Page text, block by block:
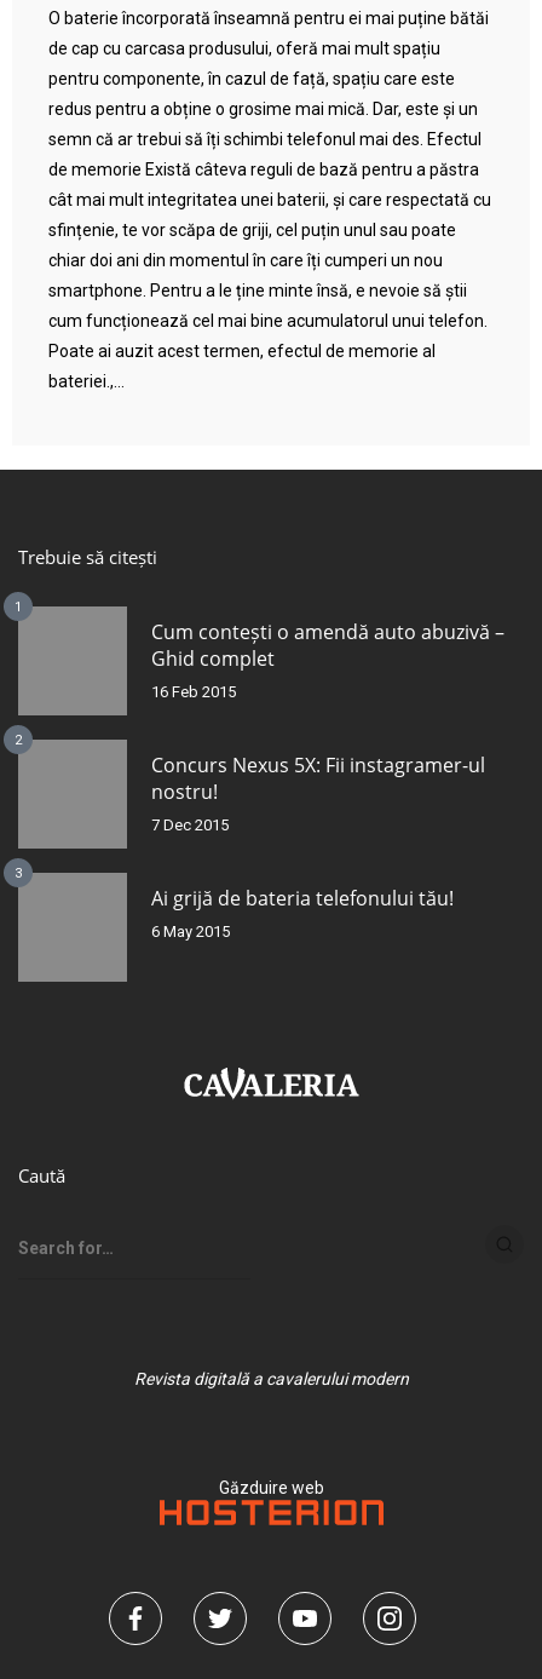
O baterie încorporată înseamnă pentru ei mai puține bătăi
de cap cu carcasa produsului, oferă mai mult spațiu
pentru componente, în cazul de față, spațiu care este
redus pentru a obține o grosime mai mică. Dar, este și un
semn că ar trebui să îți schimbi telefonul mai des. Efectul
de memorie Există câteva reguli de bază pentru a păstra
cât mai mult integritatea unei baterii, și care respectată cu
sfințenie, te vor scăpa de griji, cel puțin unul sau poate
chiar doi ani din momentul în care îți cumperi un nou
smartphone. Pentru a le ține minte însă, e nevoie să știi
cum funcționează cel mai bine acumulatorul unui telefon.
Poate ai auzit acest termen, efectul de memorie al
bateriei.,...
Trebuie să citești
1
Cum contești o amendă auto abuzivă –
Ghid complet
16 Feb 2015
2
Concurs Nexus 5X: Fii instagramer-ul
nostru!
7 Dec 2015
3
Ai grijă de bateria telefonului tău!
6 May 2015
Caută
Revista digitală a cavalerului modern
Găzduire web